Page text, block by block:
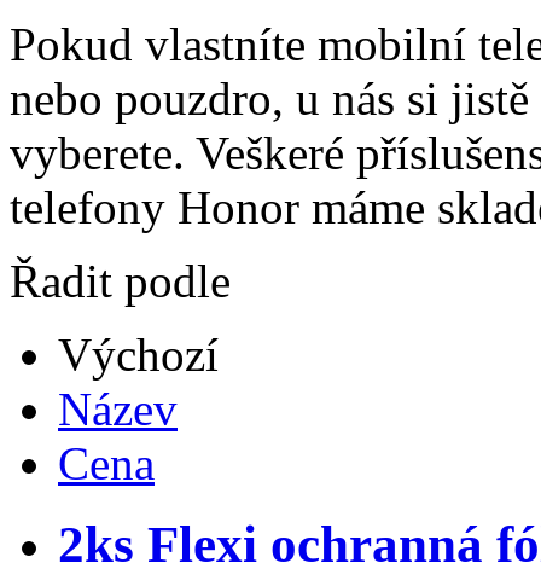
Pokud vlastníte mobilní
nebo pouzdro, u nás si
vyberete. Veškeré
telefony Honor máme
Řadit podle
Výchozí
Název
Cena
2ks Flexi ochranná